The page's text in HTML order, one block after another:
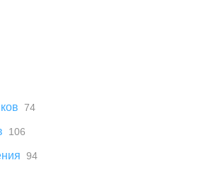
74
106
94